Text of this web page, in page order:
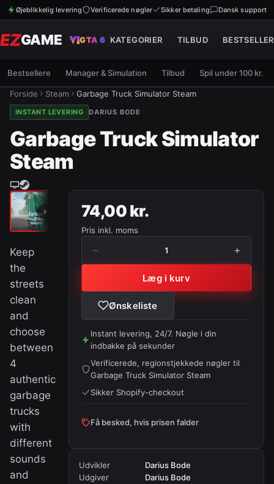
Øjeblikkelig levering Verificerede nøgler Sikker betaling Dansk support
EZGAME GTA 6 KATEGORIER TILBUD
Bestsellere Manager & Simulation Tilbud Spil under 100 kr.
Forside Steam Garbage Truck Simulator Steam
INSTANT LEVERING DARIUS BODE
Garbage Truck Simulator
Steam
Keep
the
streets
clean
and
choose
between
4
authentic
garbage
trucks
with
different
sounds
and
74,00 kr.
Pris inkl. moms
− 1 +
Læg i kurv
Ønskeliste
Instant levering, 24/7. Nøgle i din
indbakke på sekunder
Verificerede, regionstjekkede nøgler til
Garbage Truck Simulator Steam
Sikker Shopify-checkout
Få besked, hvis prisen falder
Udvikler
Darius Bode
Udgiver
Darius Bode